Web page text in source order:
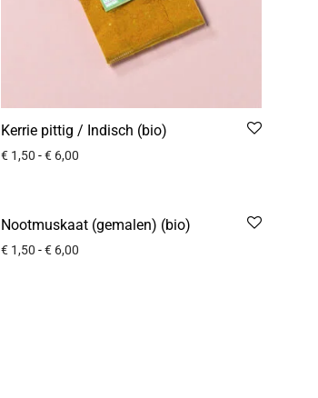
Kerrie pittig / Indisch (bio)
€ 1,50 -€ 6,00
Nootmuskaat (gemalen) (bio)
€ 1,50 -€ 6,00